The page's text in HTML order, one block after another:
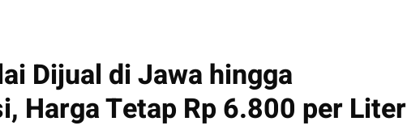
Dijual di Jawa hingga
Harga Tetap Rp 6.800 per Liter